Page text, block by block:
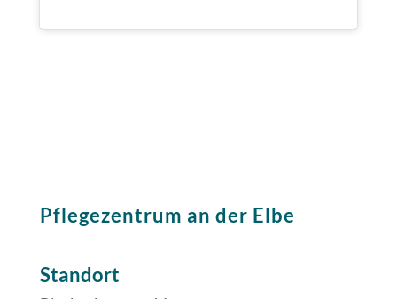
Pflegezentrum an der Elbe
Standort